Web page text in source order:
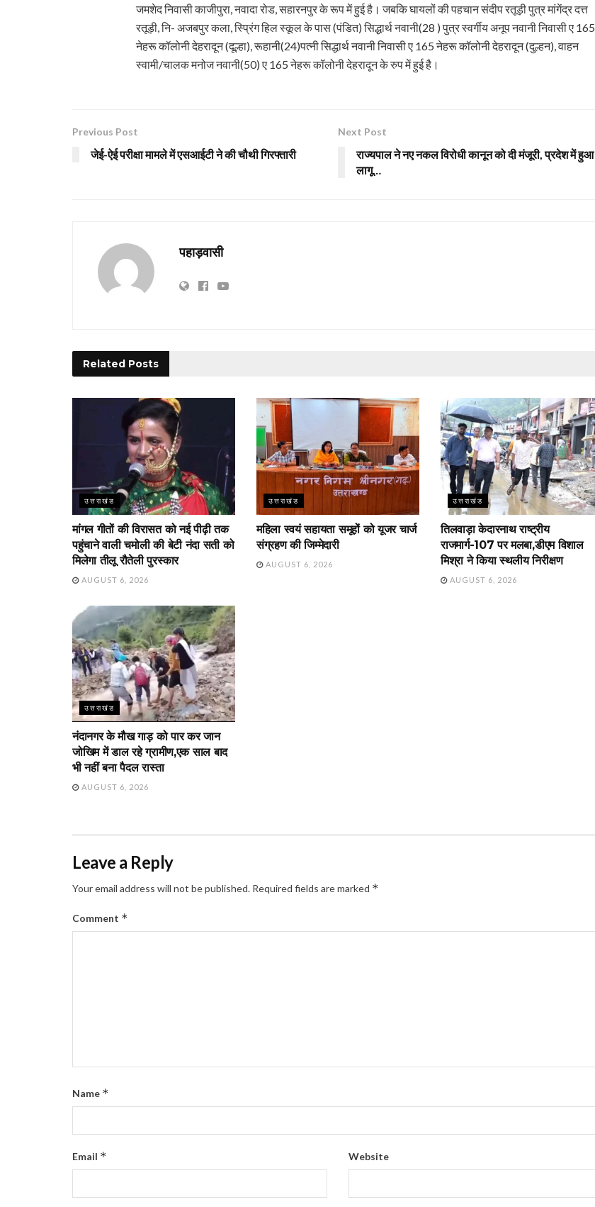
जमशेद निवासी काजीपुरा, नवादा रोड, सहारनपुर के रूप में हुई है। जबकि घायलों की पहचान संदीप रतूड़ी पुत्र मांगेंद्र दत्त
रतूड़ी, नि- अजबपुर कला, स्प्रिंग हिल स्कूल के पास (पंडित) सिद्धार्थ नवानी(28 ) पुत्र स्वर्गीय अनूप नवानी निवासी ए 165
नेहरू कॉलोनी देहरादून (दूल्हा), रूहानी(24)पत्नी सिद्धार्थ नवानी निवासी ए 165 नेहरू कॉलोनी देहरादून (दुल्हन), वाहन
स्वामी/चालक मनोज नवानी(50) ए 165 नेहरू कॉलोनी देहरादून के रुप में हुई है।
Previous Post
जेई-ऐई परीक्षा मामले में एसआईटी ने की चौथी गिरफ्तारी
Next Post
राज्यपाल ने नए नकल विरोधी कानून को दी मंजूरी, प्रदेश में हुआ
लागू…
पहाड़वासी
Related Posts
उत्तराखंड
मांगल गीतों की विरासत को नई पीढ़ी तक
पहुंचाने वाली चमोली की बेटी नंदा सती को
मिलेगा तीलू रौतेली पुरस्कार
AUGUST 6, 2026
उत्तराखंड
महिला स्वयं सहायता समूहों को यूजर चार्ज
संग्रहण की जिम्मेदारी
AUGUST 6, 2026
उत्तराखंड
तिलवाड़ा केदारनाथ राष्ट्रीय
राजमार्ग-107 पर मलबा,डीएम विशाल
मिश्रा ने किया स्थलीय निरीक्षण
AUGUST 6, 2026
उत्तराखंड
नंदानगर के मौख गाड़ को पार कर जान
जोखिम में डाल रहे ग्रामीण,एक साल बाद
भी नहीं बना पैदल रास्ता
AUGUST 6, 2026
Leave a Reply
Your email address will not be published. Required fields are marked *
Comment *
Name *
Email * Website